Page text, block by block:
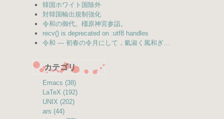
韓国ホワイト国除外
対韓国輸出規制強化
令和の御代。橿原神宮参詣。
recv() is deprecated on :utf8 handles
令和 — 初春の令月にして，氣淑く風和ぎ…
カテゴリ
Emacs (38)
LaTeX (192)
UNIX (202)
ars (44)